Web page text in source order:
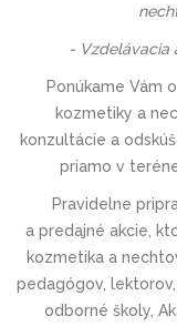
- Vzdelávacia
Ponúkame Vám
kozmetiky a
konzultácie a
priamo v
Pravidelne
a predajné akcie,
kozmetika a
pedagógov,
odborné školy,